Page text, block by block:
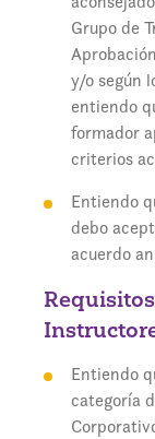
Grupo de
y/o según
entiendo
formador
criterios
Entiendo
debo
acuerdo
Entiendo
categoría